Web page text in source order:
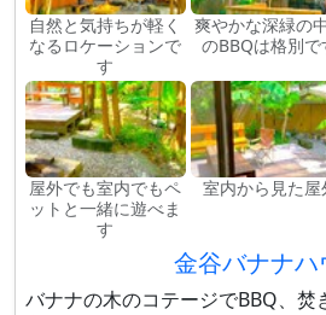
自然と気持ちが軽く
なるロケーションで
す
爽やかな深緑の
のBBQは格別で
屋外でも室内でもペ
ットと一緒に遊べま
す
室内から見た屋
金谷バナナハ
バナナの木のコテージでBBQ、焚